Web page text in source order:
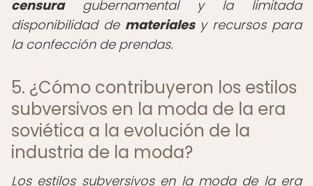
censuragubernamental y la limitada
disponibilidad de materialesy recursos para
la confección de prendas.
5. ¿Cómo contribuyeron los estilos
subversivos en la moda de la era
soviética a la evolución de la
industria de la moda?
Los estilos subversivos en la moda de la era